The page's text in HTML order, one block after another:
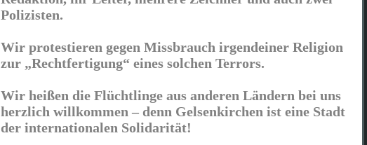
Polizisten.
Wir protestieren gegen Missbrauch irgendeiner Religion
zur „Rechtfertigung“ eines solchen Terrors.
Wir heißen die Flüchtlinge aus anderen Ländern bei uns
herzlich willkommen – denn Gelsenkirchen ist eine Stadt
der internationalen Solidarität!